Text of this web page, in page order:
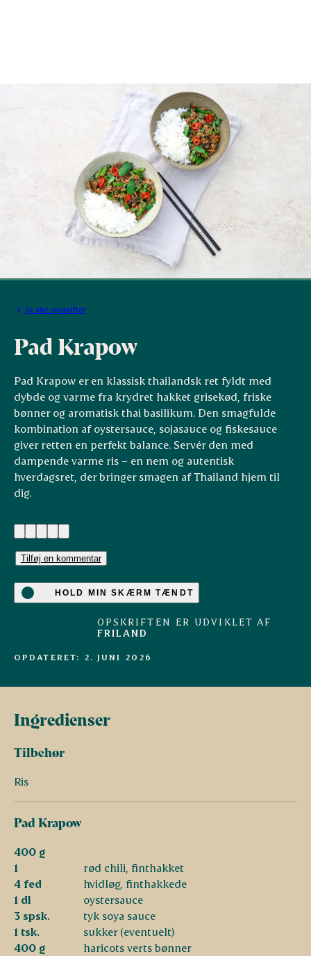
Se alle opskrifter
Pad Krapow
Pad Krapow er en klassisk thailandsk ret fyldt med
dybde og varme fra krydret hakket grisekød, friske
bønner og aromatisk thai basilikum. Den smagfulde
kombination af oystersauce, sojasauce og fiskesauce
giver retten en perfekt balance. Servér den med
dampende varme ris – en nem og autentisk
hverdagsret, der bringer smagen af Thailand hjem til
dig.
(2)
Tilføj en kommentar
HOLD MIN SKÆRM TÆNDT
OPSKRIFTEN ER UDVIKLET AF
FRILAND
OPDATERET: 2. JUNI 2026
Ingredienser
Tilbehør
Ris
Pad Krapow
400 g
1
rød chili, finthakket
4 fed
hvidløg, finthakkede
1 dl
oystersauce
3 spsk.
tyk soya sauce
1 tsk.
sukker (eventuelt)
400 g
haricots verts bønner